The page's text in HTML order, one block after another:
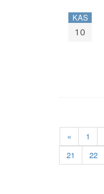
KAS
10
« 1
21
22